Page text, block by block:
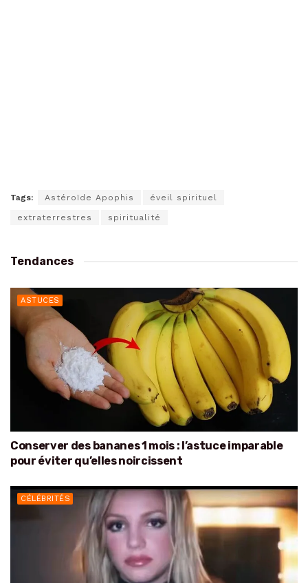
Tags: Astéroïde Apophis éveil spirituel
extraterrestres spiritualité
Tendances
ASTUCES
Conserver des bananes 1 mois : l’astuce imparable
pour éviter qu’elles noircissent
CÉLÉBRITÉS